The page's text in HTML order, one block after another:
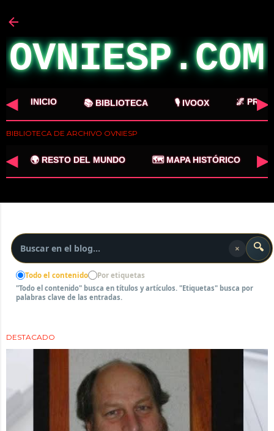
OVNIESP.COM
◀ INICIO 📚 BIBLIOTECA 🎙️ IVOOX 🌌 ▶
BIBLIOTECA DE ARCHIVO OVNIESP
◀ 🌍 RESTO DEL MUNDO 🗺️ MAPA HISTÓRICO ▶
× 🔍
Todo el contenido
Por etiquetas
"Todo el contenido" busca en títulos y artículos. "Etiquetas" busca por
palabras clave de las entradas.
DESTACADO